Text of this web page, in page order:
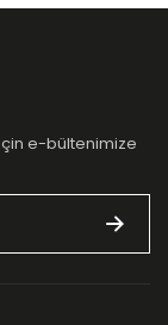
e-bültenimize